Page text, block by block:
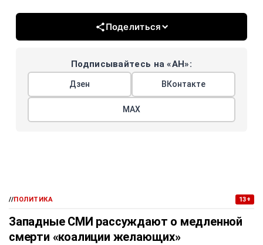
Поделиться
Подписывайтесь на «АН»:
Дзен ВКонтакте
МАХ
//ПОЛИТИКА 13+
Западные СМИ рассуждают о медленной
смерти «коалиции желающих»